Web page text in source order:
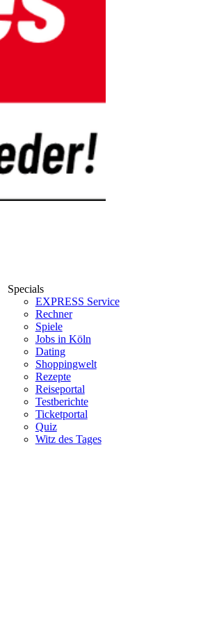
Specials
EXPRESS Service
Rechner
Spiele
Jobs in Köln
Dating
Shoppingwelt
Rezepte
Reiseportal
Testberichte
Ticketportal
Quiz
Witz des Tages